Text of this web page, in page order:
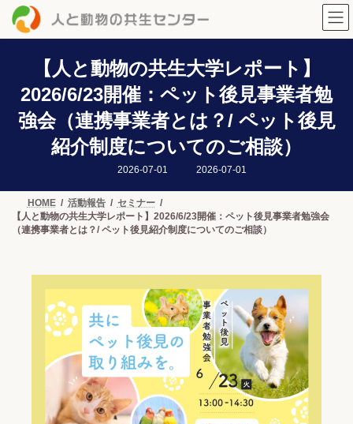
【人と動物の共生大学レポート】
2026/6/23開催：ペット後見事業者勉
強会（連携事業者とは？/ ペット後見
紹介制度についてのご相談）
2026-07-01
最
時
:
2026-07-01
HOME 活動報告
セミナー
【人と動物の共生大学レポート】2026/6/23開催：ペット後見事業者勉強会
（連携事業者とは？/ ペット後見紹介制度についてのご相談）